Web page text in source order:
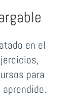
en el
para